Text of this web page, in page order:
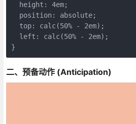
  height: 4em;
  position: absolute;
  top: calc(50% - 2em);
  left: calc(50% - 2em);
}
二、预备动作 (Anticipation)